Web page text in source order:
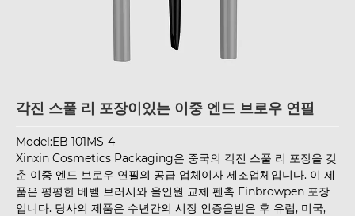
각진 스풀 리 포장이있는 이중 엔드 브로우 연필
Model:EB 101MS-4
Xinxin Cosmetics Packaging은 중국의 각진 스풀 리 포장을 갖
춘 이중 엔드 브로우 연필의 공급 업체이자 제조업체입니다. 이 제
품은 평평한 베벨 브러시와 올인원 교체 펜촉 Einbrowpen 포장
입니다. 당사의 제품은 수년간의 시장 인증을받은 후 유럽, 미국,